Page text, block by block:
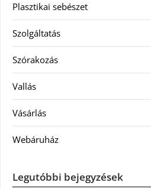
Plasztikai sebészet
Szolgáltatás
Szórakozás
Vallás
Vásárlás
Webáruház
Legutóbbi bejegyzések